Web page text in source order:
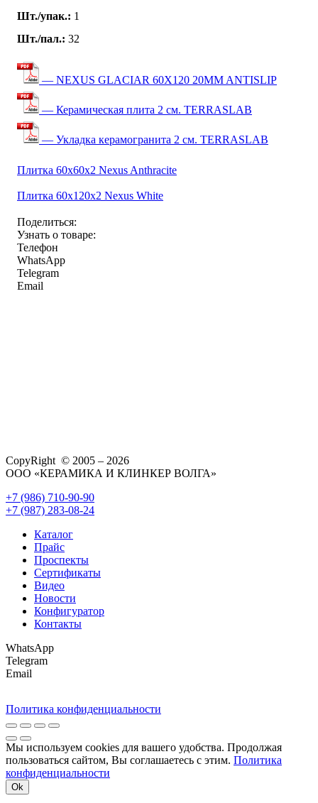
Шт./упак.: 1
Шт./пал.: 32
— NEXUS GLACIAR 60X120 20MM ANTISLIP
— Керамическая плита 2 см. TERRASLAB
— Укладка керамогранита 2 см. TERRASLAB
Плитка 60x60x2 Nexus Anthracite
Плитка 60x120x2 Nexus White
Поделиться:
Узнать о товаре:
Телефон
WhatsApp
Telegram
Email
CopyRight © 2005 – 2026
ООО «КЕРАМИКА И КЛИНКЕР ВОЛГА»
+7 (986) 710-90-90
+7 (987) 283-08-24
Каталог
Прайс
Проспекты
Сертификаты
Видео
Новости
Конфигуратор
Контакты
WhatsApp
Telegram
Email
Политика конфиденциальности
Мы используем cookies для вашего удобства. Продолжая
пользоваться сайтом, Вы соглашаетесь с этим. Политика
конфиденциальности
Ok